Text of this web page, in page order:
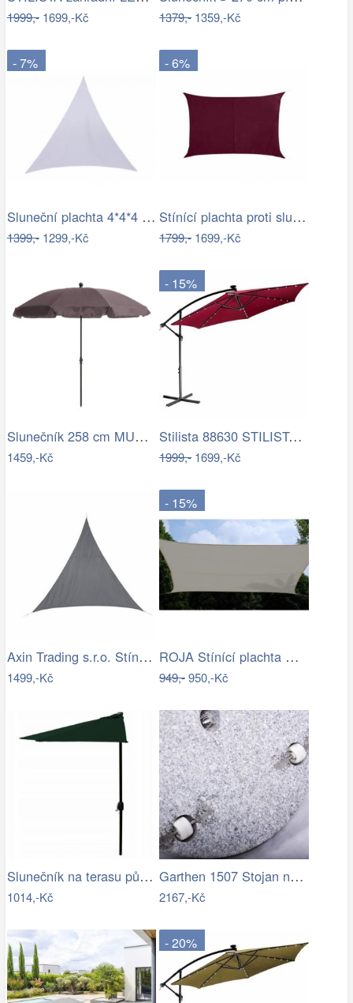
1999,-1699,-Kč 1379,-1359,-Kč
- 7%
Sluneční plachta 4*4*4 m bílá
1399,-1299,-Kč
- 6%
Stínící plachta proti slunci 3x4m bordó
1799,-1699,-Kč
Slunečník 258 cm MURASA Bílá
1459,-Kč
- 15%
Stilista 88630 STILISTA Zahradní LED…
1999,-1699,-Kč
Axin Trading s.r.o. Stínící plachta…
1499,-Kč
- 15%
ROJA Stínící plachta ČTVEREC 3,6m
949,-950,-Kč
Slunečník na terasu půlkruhový - zelený…
1014,-Kč
Garthen 1507 Stojan na slunečník …
2167,-Kč
- 20%